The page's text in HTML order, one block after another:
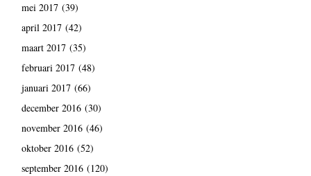
mei 2017(39)
april 2017(42)
maart 2017(35)
februari 2017(48)
januari 2017(66)
december 2016(30)
november 2016(46)
oktober 2016(52)
september 2016(120)